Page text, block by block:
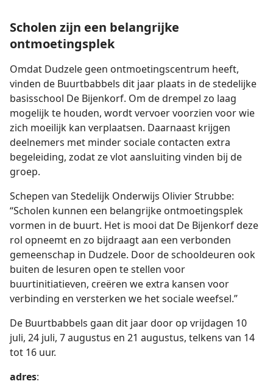
Scholen zijn een belangrijke
ontmoetingsplek
Omdat Dudzele geen ontmoetingscentrum heeft,
vinden de Buurtbabbels dit jaar plaats in de stedelijke
basisschool De Bijenkorf. Om de drempel zo laag
mogelijk te houden, wordt vervoer voorzien voor wie
zich moeilijk kan verplaatsen. Daarnaast krijgen
deelnemers met minder sociale contacten extra
begeleiding, zodat ze vlot aansluiting vinden bij de
groep.
Schepen van Stedelijk Onderwijs Olivier Strubbe:
“Scholen kunnen een belangrijke ontmoetingsplek
vormen in de buurt. Het is mooi dat De Bijenkorf deze
rol opneemt en zo bijdraagt aan een verbonden
gemeenschap in Dudzele. Door de schooldeuren ook
buiten de lesuren open te stellen voor
buurtinitiatieven, creëren we extra kansen voor
verbinding en versterken we het sociale weefsel.”
De Buurtbabbels gaan dit jaar door op vrijdagen 10
juli, 24 juli, 7 augustus en 21 augustus, telkens van 14
tot 16 uur.
adres: